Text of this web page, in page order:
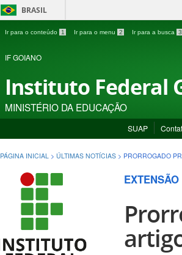
BRASIL
Ir para o conteúdo 1 Ir para o menu 2 Ir para a busca 3
IF GOIANO
Instituto Federal
MINISTÉRIO DA EDUCAÇÃO
SUAP
PÁGINA INICIAL > ÚLTIMAS NOTÍCIAS > PRORROGADO
EXTENSÃO